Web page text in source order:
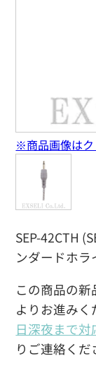
SEP-42CTH
ンダードホラ
この商品の新
よりお進み
日深夜まで対
りご連絡くだ
※商品画像は